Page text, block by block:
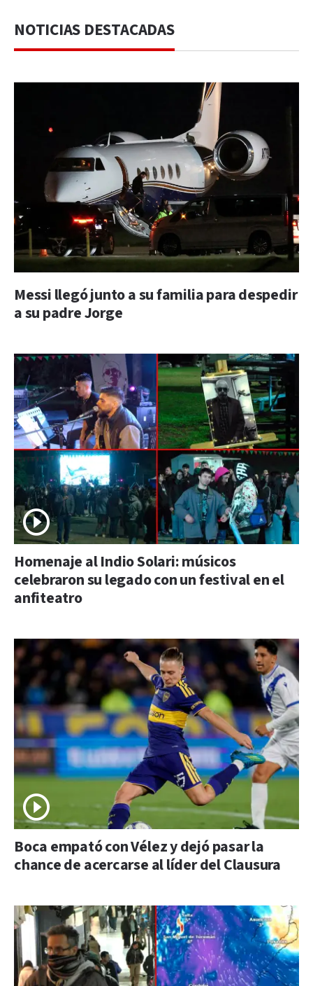
NOTICIAS DESTACADAS
Messi llegó junto a su familia para despedir
a su padre Jorge
Homenaje al Indio Solari: músicos
celebraron su legado con un festival en el
anfiteatro
Boca empató con Vélez y dejó pasar la
chance de acercarse al líder del Clausura